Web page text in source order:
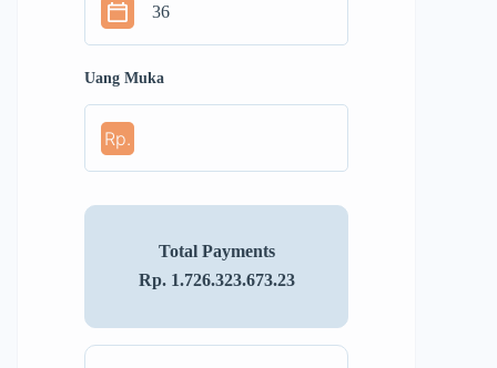
Uang Muka
Rp.
Total Payments
Rp. 1.726.323.673.23